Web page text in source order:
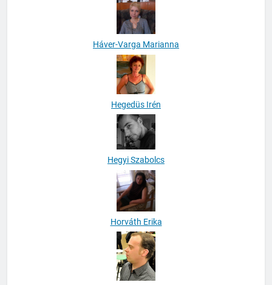
Háver-Varga Marianna
Hegedüs Irén
Hegyi Szabolcs
Horváth Erika